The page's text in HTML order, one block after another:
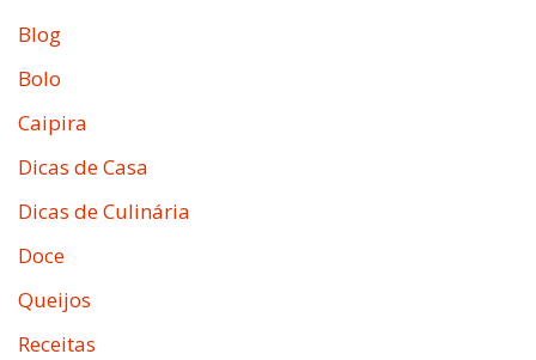
Blog
Bolo
Caipira
Dicas de Casa
Dicas de Culinária
Doce
Queijos
Receitas